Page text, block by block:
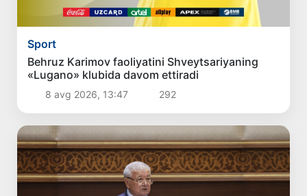
Sport
Behruz Karimov faoliyatini Shveytsariyaning
«Lugano» klubida davom ettiradi
8 avg 2026, 13:47 292